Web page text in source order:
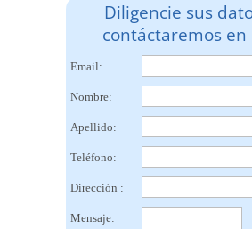
Diligencie sus
contáctaremos en
Email:
Nombre:
Apellido:
Teléfono:
Dirección :
Mensaje: